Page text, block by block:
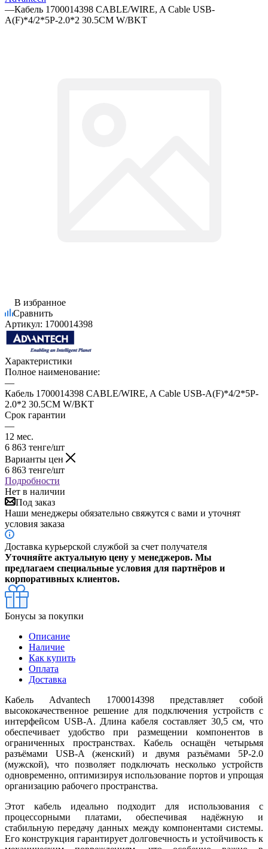
—Кабель 1700014398 CABLE/WIRE, A Cable USB-
A(F)*4/2*5P-2.0*2 30.5CM W/BKT
В избранное
Сравнить
Артикул: 1700014398
Характеристики
Полное наименование:
—
Кабель 1700014398 CABLE/WIRE, A Cable USB-A(F)*4/2*5P-
2.0*2 30.5CM W/BKT
Срок гарантии
—
12 мес.
6 863 тенге/шт
Варианты цен
6 863 тенге/шт
Подробности
Нет в наличии
Под заказ
Наши менеджеры обязательно свяжутся с вами и уточнят
условия заказа
Доставка курьерской службой за счет получателя
Уточняйте актуальную цену у менеджеров. Мы
предлагаем специальные условия для партнёров и
корпоративных клиентов.
Бонусы за покупки
Описание
Наличие
Как купить
Оплата
Доставка
Кабель Advantech 1700014398 представляет собой
высококачественное решение для подключения устройств с
интерфейсом USB-A. Длина кабеля составляет 30,5 см, что
обеспечивает удобство при размещении компонентов в
ограниченных пространствах. Кабель оснащён четырьмя
разъёмами USB-A (женский) и двумя разъёмами 5P-2.0
(мужской), что позволяет подключать несколько устройств
одновременно, оптимизируя использование портов и упрощая
организацию рабочего пространства.
Этот кабель идеально подходит для использования с
процессорными платами, обеспечивая надёжную и
стабильную передачу данных между компонентами системы.
Его конструкция гарантирует долговечность и устойчивость к